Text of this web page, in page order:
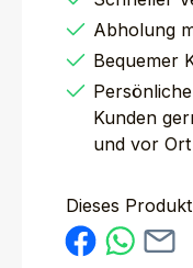
Abholung
Bequemer
Kunden
und vor Ort
Dieses